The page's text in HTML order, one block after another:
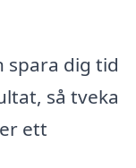
spara dig tid
så tveka
ett